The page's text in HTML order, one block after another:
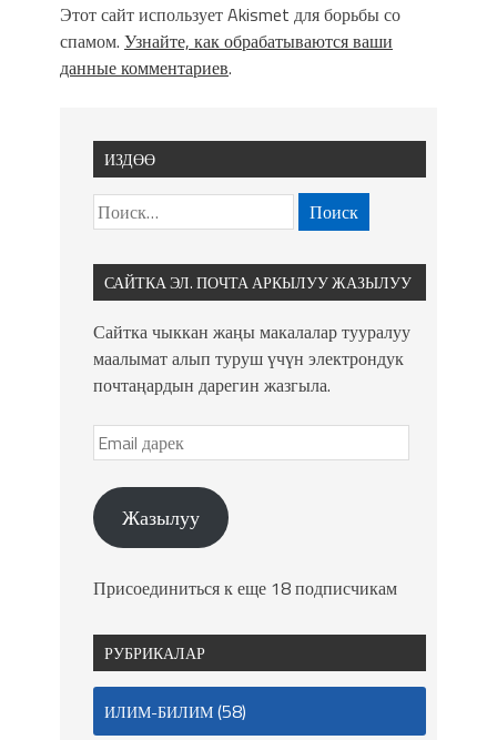
Этот сайт использует Akismet для борьбы со
спамом. Узнайте, как обрабатываются ваши
данные комментариев.
ИЗДӨӨ
САЙТКА ЭЛ. ПОЧТА АРКЫЛУУ ЖАЗЫЛУУ
Сайтка чыккан жаңы макалалар тууралуу
маалымат алып туруш үчүн электрондук
почтаңардын дарегин жазгыла.
Жазылуу
Присоединиться к еще 18 подписчикам
РУБРИКАЛАР
ИЛИМ-БИЛИМ(58)